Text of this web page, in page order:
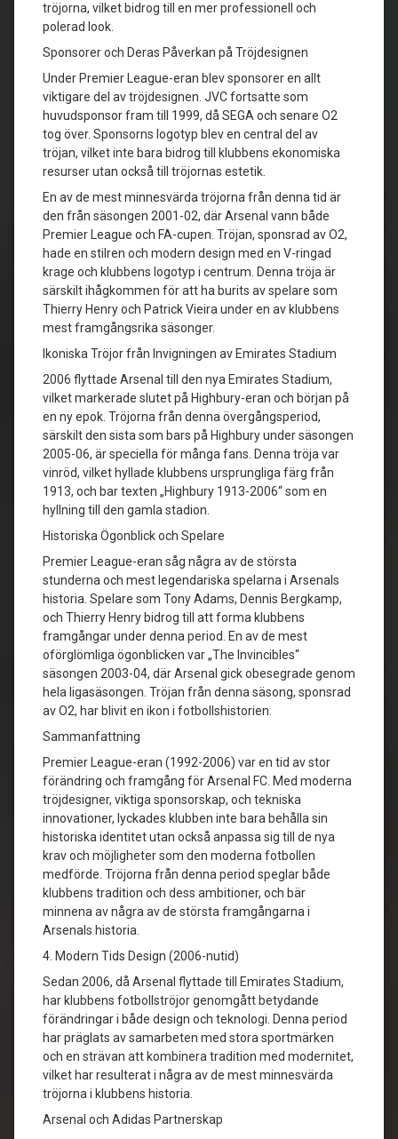
tröjorna, vilket bidrog till en mer professionell och
polerad look.
Sponsorer och Deras Påverkan på Tröjdesignen
Under Premier League-eran blev sponsorer en allt
viktigare del av tröjdesignen. JVC fortsatte som
huvudsponsor fram till 1999, då SEGA och senare O2
tog över. Sponsorns logotyp blev en central del av
tröjan, vilket inte bara bidrog till klubbens ekonomiska
resurser utan också till tröjornas estetik.
En av de mest minnesvärda tröjorna från denna tid är
den från säsongen 2001-02, där Arsenal vann både
Premier League och FA-cupen. Tröjan, sponsrad av O2,
hade en stilren och modern design med en V-ringad
krage och klubbens logotyp i centrum. Denna tröja är
särskilt ihågkommen för att ha burits av spelare som
Thierry Henry och Patrick Vieira under en av klubbens
mest framgångsrika säsonger.
Ikoniska Tröjor från Invigningen av Emirates Stadium
2006 flyttade Arsenal till den nya Emirates Stadium,
vilket markerade slutet på Highbury-eran och början på
en ny epok. Tröjorna från denna övergångsperiod,
särskilt den sista som bars på Highbury under säsongen
2005-06, är speciella för många fans. Denna tröja var
vinröd, vilket hyllade klubbens ursprungliga färg från
1913, och bar texten „Highbury 1913-2006“ som en
hyllning till den gamla stadion.
Historiska Ögonblick och Spelare
Premier League-eran såg några av de största
stunderna och mest legendariska spelarna i Arsenals
historia. Spelare som Tony Adams, Dennis Bergkamp,
och Thierry Henry bidrog till att forma klubbens
framgångar under denna period. En av de mest
oförglömliga ögonblicken var „The Invincibles“
säsongen 2003-04, där Arsenal gick obesegrade genom
hela ligasäsongen. Tröjan från denna säsong, sponsrad
av O2, har blivit en ikon i fotbollshistorien.
Sammanfattning
Premier League-eran (1992-2006) var en tid av stor
förändring och framgång för Arsenal FC. Med moderna
tröjdesigner, viktiga sponsorskap, och tekniska
innovationer, lyckades klubben inte bara behålla sin
historiska identitet utan också anpassa sig till de nya
krav och möjligheter som den moderna fotbollen
medförde. Tröjorna från denna period speglar både
klubbens tradition och dess ambitioner, och bär
minnena av några av de största framgångarna i
Arsenals historia.
4. Modern Tids Design (2006-nutid)
Sedan 2006, då Arsenal flyttade till Emirates Stadium,
har klubbens fotbollströjor genomgått betydande
förändringar i både design och teknologi. Denna period
har präglats av samarbeten med stora sportmärken
och en strävan att kombinera tradition med modernitet,
vilket har resulterat i några av de mest minnesvärda
tröjorna i klubbens historia.
Arsenal och Adidas Partnerskap